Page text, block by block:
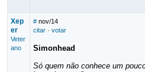
Xep
er
Veter
ano
# nov/14
citar· votar
Simonhead
Só quem não conhece um